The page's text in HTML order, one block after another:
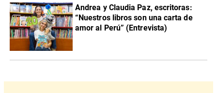
Andrea y Claudia Paz, escritoras:
“Nuestros libros son una carta de
amor al Perú” (Entrevista)